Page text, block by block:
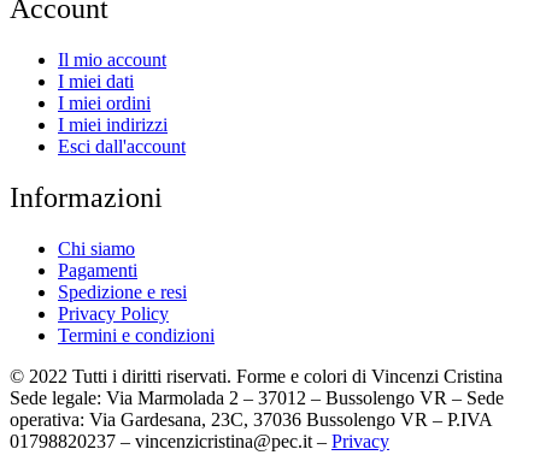
Account
Il mio account
I miei dati
I miei ordini
I miei indirizzi
Esci dall'account
Informazioni
Chi siamo
Pagamenti
Spedizione e resi
Privacy Policy
Termini e condizioni
© 2022 Tutti i diritti riservati. Forme e colori di Vincenzi Cristina
Sede legale: Via Marmolada 2 – 37012 – Bussolengo VR – Sede
operativa: Via Gardesana, 23C, 37036 Bussolengo VR – P.IVA
01798820237 – vincenzicristina@pec.it – Privacy